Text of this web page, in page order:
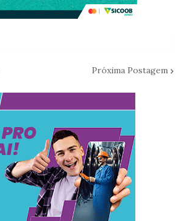
Próxima Postagem